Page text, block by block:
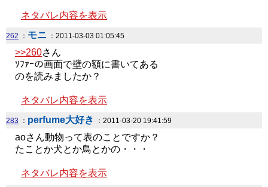
ネタバレ内容を表示
262 ： モニ ：2011-03-03 01:05:45
>>260さん
ｿﾌｧｰの画面で壁の額に書いてある
のを読みましたか？
ネタバレ内容を表示
283 ： perfume大好き ：2011-03-20 19:41:59
aoさん動物って表のことですか？
たことか犬とか鳥とかの・・・
ネタバレ内容を表示